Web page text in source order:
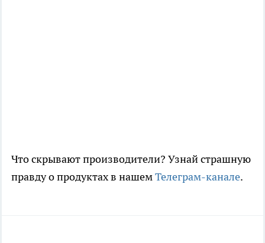
Что скрывают производители? Узнай страшную
правду о продуктах в нашемТелеграм-канале.